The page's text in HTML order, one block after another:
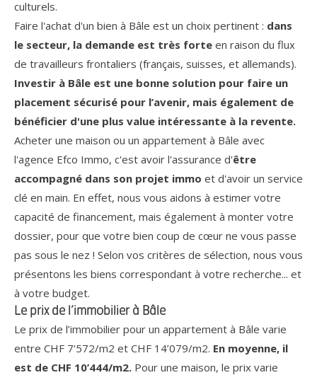
culturels.
Faire l'achat d'un bien à Bâle est un choix pertinent : dans
le secteur, la demande est très forte en raison du flux
de travailleurs frontaliers (français, suisses, et allemands).
Investir à Bâle est une bonne solution pour faire un
placement sécurisé pour l’avenir, mais également de
bénéficier d'une plus value intéressante à la revente.
Acheter une maison ou un appartement à Bâle avec
l'agence Efco Immo, c'est avoir l'assurance d'être
accompagné dans son projet immo et d'avoir un service
clé en main. En effet, nous vous aidons à estimer votre
capacité de financement, mais également à monter votre
dossier, pour que votre bien coup de cœur ne vous passe
pas sous le nez ! Selon vos critères de sélection, nous vous
présentons les biens correspondant à votre recherche... et
à votre budget.
Le prix de l’immobilier à Bâle
Le prix de l’immobilier pour un appartement à Bâle varie
entre CHF 7’572/m2 et CHF 14’079/m2. En moyenne, il
est de CHF 10’444/m2. Pour une maison, le prix varie
COUPS DE COEUR
NOUVEAUTÉS
RECHERCHER